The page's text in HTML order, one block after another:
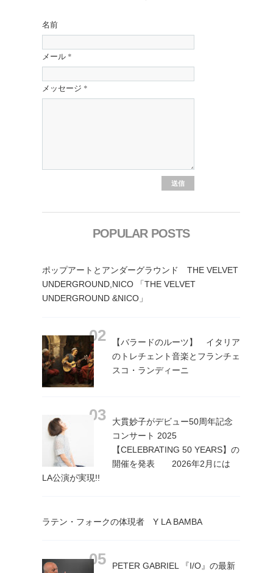
名前
メール *
メッセージ *
POPULAR POSTS
ポップアートとアンダーグラウンド THE VELVET
UNDERGROUND,NICO 「THE VELVET
UNDERGROUND &NICO」
【バラードのルーツ】 イタリア
のトレチェント音楽とフランチェ
スコ・ランディーニ
大貫妙子がデビュー50周年記念
コンサート 2025
【CELEBRATING 50 YEARS】の
開催を発表 2026年2月には
LA公演が実現!!
ラテン・フォークの体現者 Y LA BAMBA
PETER GABRIEL 『I/O』の最新